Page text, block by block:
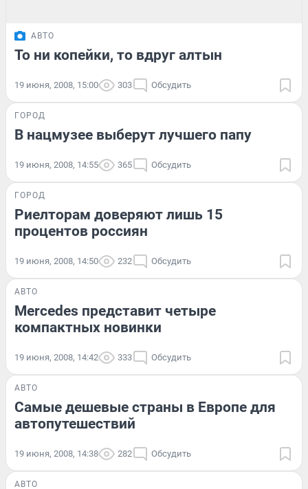
АВТО
То ни копейки, то вдруг алтын
19 июня, 2008, 15:00 303 Обсудить
ГОРОД
В нацмузее выберут лучшего папу
19 июня, 2008, 14:55 365 Обсудить
ГОРОД
Риелторам доверяют лишь 15
процентов россиян
19 июня, 2008, 14:50 232 Обсудить
АВТО
Mercedes представит четыре
компактных новинки
19 июня, 2008, 14:42 333 Обсудить
АВТО
Самые дешевые страны в Европе для
автопутешествий
19 июня, 2008, 14:38 282 Обсудить
АВТО